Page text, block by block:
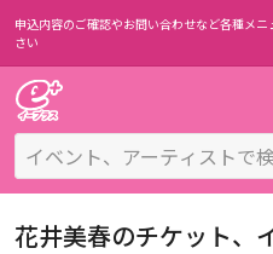
申込内容のご確認やお問い合わせなど各種メニ
さい
花井美春のチケット、